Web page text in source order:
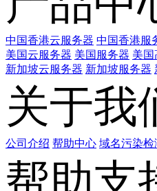
中国香港云服务器 中国香港服
美国云服务器 美国服务器 美国
新加坡云服务器 新加坡服务器
关于我
公司介绍 帮助中心 域名污染检
帮助支